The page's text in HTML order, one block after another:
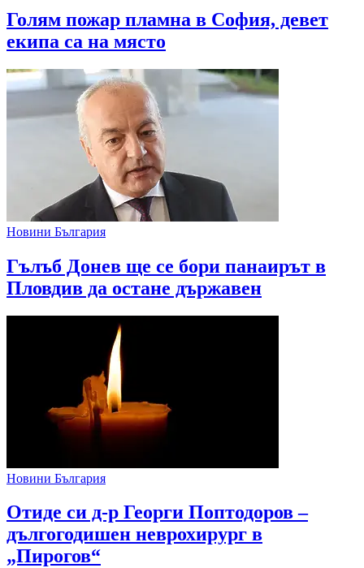
Голям пожар пламна в София, девет
екипа са на място
Новини България
Гълъб Донев ще се бори панаирът в
Пловдив да остане държавен
Новини България
Отиде си д-р Георги Поптодоров –
дългогодишен неврохирург в
„Пирогов“